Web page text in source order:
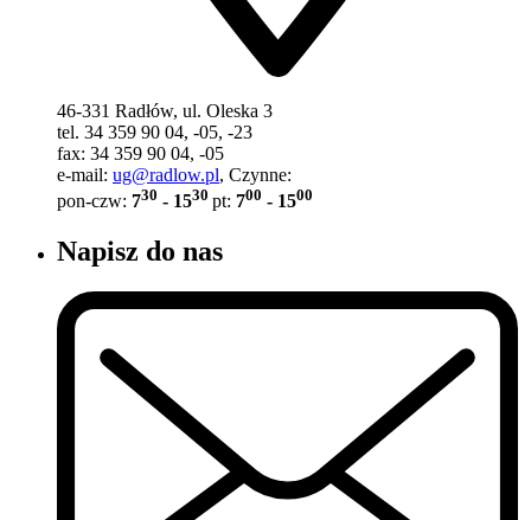
46-331 Radłów, ul. Oleska 3
tel. 34 359 90 04, -05, -23
fax: 34 359 90 04, -05
e-mail: ug@radlow.pl, Czynne:
pon-czw: 730 - 1530 pt: 700 - 1500
Napisz do nas